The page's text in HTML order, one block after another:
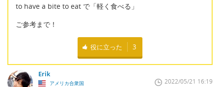
to have a bite to eat で「軽く食べる」
ご参考まで！
役に立った 3
Erik
アメリカ合衆国 2022/05/21 16:19